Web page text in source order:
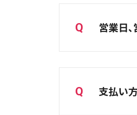
郵送修理
※お客様か
A
はい、お見
店頭で端
相談だけ
Q 営業日
A
店舗によ
※出来る
しくお願い
Q 支払い